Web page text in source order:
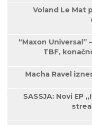
Voland Le Mat
“Maxon
TBF,
Macha Ravel
SASSJA: Novi EP